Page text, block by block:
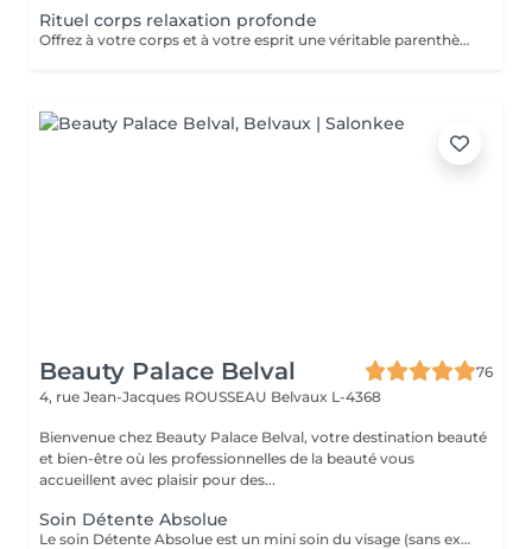
Rituel corps relaxation profonde
Offrez à votre corps et à votre esprit une véritable parenthèse hors du temps. Ce soin allie des manuvres enveloppantes et des pressions douces pour libérer les tensions et rééquilibrer les énergies. Chaque geste est pensé pour vous plonger dans un état de détente absolue. Laissez-vous emporter par cette bulle de sérénité où chaque instant est une invitation au lâcher-prise. Ressortez léger(e), apaisé(e) et profondément revitalisé(e)
Beauty Palace Belval
76
4, rue Jean-Jacques ROUSSEAU Belvaux L-4368
Bienvenue chez Beauty Palace Belval, votre destination beauté
et bien-être où les professionnelles de la beauté vous
accueillent avec plaisir pour des...
Soin Détente Absolue
Le soin Détente Absolue est un mini soin du visage (sans extraction des points noirs) et un massage du corps d'une durée totale de 1h30. On commence par un massage relaxant sur la face arrière, jambes puis dos. Face avant mini soin visage (nettoyant + gommage #FACE PERFECTION) massage du décolleté, du visage et pendant la pose du masque, on effectue un massage relaxant sur les jambes et pieds. Un soin cocooning tout en douceur.